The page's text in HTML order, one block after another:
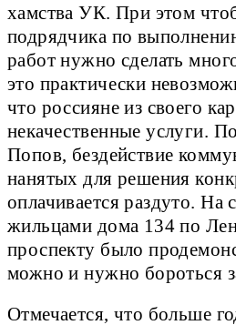
хамства УК. При этом
подрядчика по
работ нужно сделать
это практически
что россияне из своего
некачественные услуги.
Попов, бездействие
нанятых для решения
оплачивается раздуто. На
жильцами дома 134 по
проспекту было
можно и нужно бороться
Отмечается, что больше